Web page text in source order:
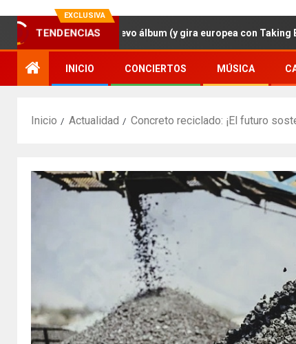
EXCLUSIVA
TENDENCIAS
anuncian nuevo álbum (y gira europea con Taking Back
INICIO CONCIERTOS MÚSICA
Inicio Actualidad Concreto reciclado: ¡El futuro